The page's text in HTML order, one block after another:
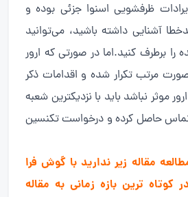
ظرفشویی اسنوا جزئی بوده و
آشنایی داشته باشید، می‌توانید
را برطرف کنید.اما در صورتی که ارور
مرتب تکرار شده و اقدامات ذکر
موثر نباشد باید با نزدیکترین شعبه
حاصل کرده و درخواست تکنسین
مقاله زیر ندارید با گوش فرا
ترین بازه زمانی به مقاله